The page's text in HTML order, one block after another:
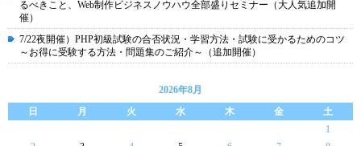
るべきこと、Web制作ビジネスノウハウ全部盛りセミナー（大人気追加開
催）
7/22夜開催）PHP初級試験の合否状況・学習方法・試験に受かるためのコツ
～お得に受験する方法・問題集のご紹介～（追加開催）
2026年8月
日
月 火 水 木 金
土
1